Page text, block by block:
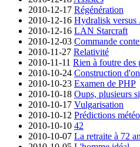
2010-12-17 Régénération
2010-12-16 Hydralisk versus
2010-12-16 LAN Starcraft
2010-12-03 Commande
2010-11-27 Relativité
2010-11-11 Rien à foutre des
2010-10-24 Construction
2010-10-23 Examen de PHP
2010-10-18 Oups, plusieurs
2010-10-17 Vulgarisation
2010-10-12 Prédictions météo
2010-10-10 42
2010-10-07 La retraite à 72